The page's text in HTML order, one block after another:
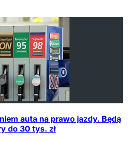
auta na prawo jazdy. Będą
do 30 tys. zł